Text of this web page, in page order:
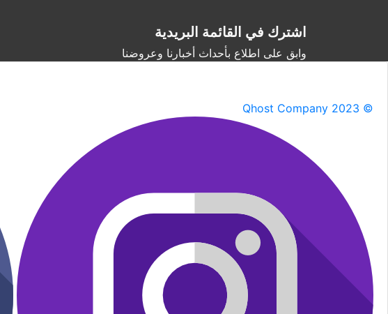
اشترك في القائمة البريدية
وابق على اطلاع بأحداث أخبارنا وعروضنا
Qhost Company 2023 ©